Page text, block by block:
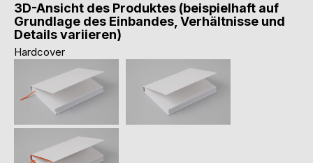
3D-Ansicht des Produktes (beispielhaft auf
Grundlage des Einbandes, Verhältnisse und
Details variieren)
Hardcover